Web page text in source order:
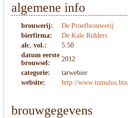
algemene info
brouwerij:
De Proefbrouwerij
bierfirma:
De Kale Ridders
alc. vol.:
5.50
datum eerste
brouwsel:
2012
categorie:
tarwebier
website:
http://
brouwgegevens